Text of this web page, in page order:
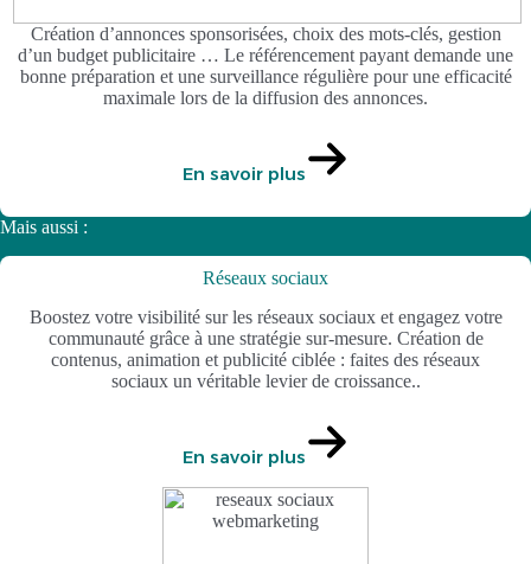
Création d’annonces sponsorisées, choix des mots-clés, gestion
d’un budget publicitaire … Le référencement payant demande une
bonne préparation et une surveillance régulière pour une efficacité
maximale lors de la diffusion des annonces.
En savoir plus
Mais aussi :
Réseaux sociaux
Boostez votre visibilité sur les réseaux sociaux et engagez votre
communauté grâce à une stratégie sur-mesure. Création de
contenus, animation et publicité ciblée : faites des réseaux
sociaux un véritable levier de croissance..
En savoir plus